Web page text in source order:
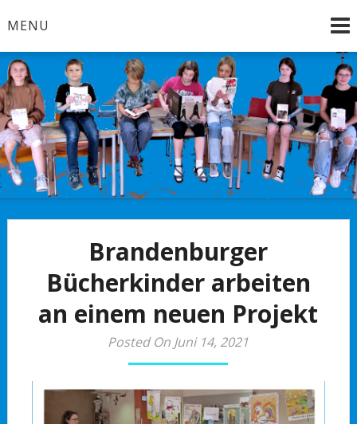
toMENU
Bücherkinder
Brandenburg an der Havel
Brandenburger
Bücherkinder arbeiten
an einem neuen Projekt
Posted On Juni 14, 2021